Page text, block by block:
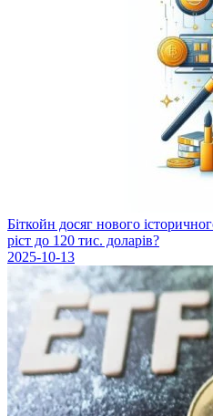
Біткойн досяг нового
ріст до 120 тис. доларів?
2025-10-13